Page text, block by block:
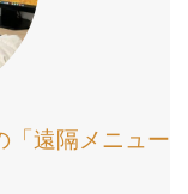
「遠隔メニュー